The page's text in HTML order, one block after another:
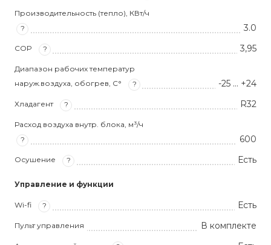
Производительность (тепло), КВт/ч
?
3.0
COP ? 3,95
Диапазон рабочих температур
наруж.воздуха, обогрев, С°
? -25 … +24
Хладагент ? R32
Расход воздуха внутр. блока, м³/ч
?
600
Осушение ? Есть
Управление и функции
Wi-fi ? Есть
Пульт управления В комплекте